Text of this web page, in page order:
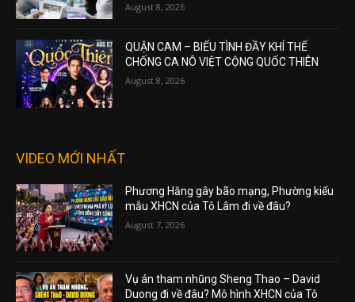
August 8, 2026
QUẬN CAM – BIỂU TÌNH ĐẦY KHÍ THẾ
CHỐNG CA NÔ VIỆT CỘNG QUỐC THIÊN
August 8, 2026
VIDEO MỚI NHẤT
Phương Hằng gây bão mạng, Phường kiểu
mẫu XHCN của Tô Lâm đi về đâu?
August 7, 2026
Vụ án tham nhũng Sheng Thao – David
Duong đi về đâu? Mô hình XHCN của Tô